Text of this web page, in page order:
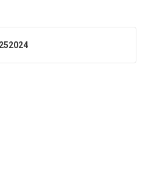
2024